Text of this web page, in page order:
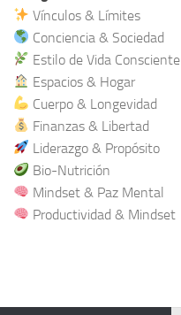
Vínculos & Límites
Conciencia & Sociedad
Estilo de Vida Consciente
Espacios & Hogar
Cuerpo & Longevidad
Finanzas & Libertad
Liderazgo & Propósito
Bio-Nutrición
Mindset & Paz Mental
Productividad & Mindset